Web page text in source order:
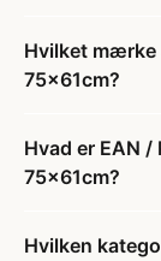
Hvilket mærke
75x61cm?
Hvad er EAN
75x61cm?
Hvilken